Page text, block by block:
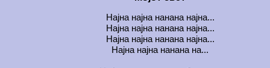
Најна најна нанана најна...
Најна најна нанана најна...
Најна најна нанана најна...
Најна најна нанана на...